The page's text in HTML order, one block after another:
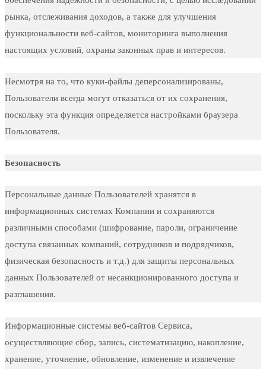
рынка, отслеживания доходов, а также для улучшения
функциональности веб-сайтов, мониторинга выполнения
настоящих условий, охраны законных прав и интересов.
Несмотря на то, что куки-файлы деперсонализированы,
Пользователи всегда могут отказаться от их сохранения,
поскольку эта функция определяется настройками браузера
Пользователя.
Безопасность
Персональные данные Пользователей хранятся в
информационных системах Компании и сохраняются
различными способами (шифрование, пароли, ограничение
доступа связанных компаний, сотрудников и подрядчиков,
физическая безопасность и т.д.) для защиты персональных
данных Пользователей от несанкционированного доступа и
разглашения.
Информационные системы веб-сайтов Сервиса,
осуществляющие сбор, запись, систематизацию, накопление,
хранение, уточнение, обновление, изменение и извлечение